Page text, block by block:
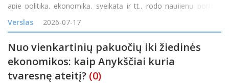
apie politiką, ekonomiką, sveikatą ir tt., rodo naujienų portalo
„Delfi“ užsakymu atliktas reprezentatyvus „Spinter“ tyrimas. 71
proc. mano, kad y
Verslas 2026-07-17
Nuo vienkartinių pakuočių iki žiedinės
ekonomikos: kaip Anykščiai kuria
tvaresnę ateitį? (0)